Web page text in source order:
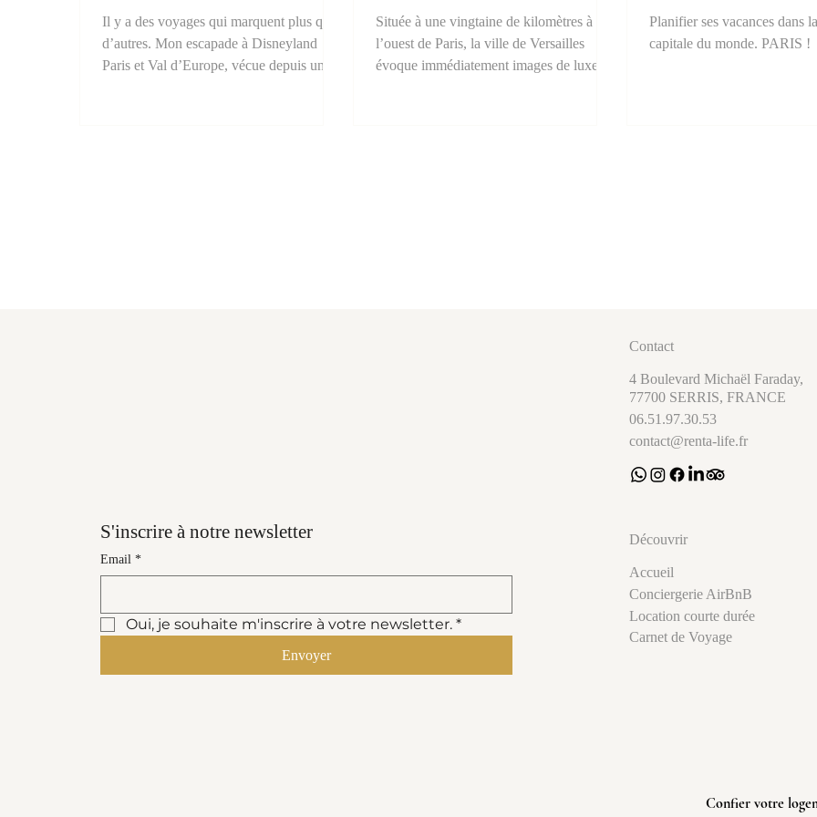
Il y a des voyages qui marquent plus que
d’autres. Mon escapade à Disneyland
Paris et Val d’Europe, vécue depuis une
Située à une vingtaine de kilomètres à
l’ouest de Paris, la ville de Versailles
évoque immédiatement images de luxe,
Planifier ses vacances dans
capitale du monde. PARIS !
S'inscrire à notre newsletter
Email *
Oui, je souhaite m'inscrire à votre newsletter. *
Envoyer
Contact
4 Boulevard Michaël Faraday,
77700 SERRIS, FRANCE
06.51.97.30.53
contact@renta-life.fr
Découvrir
Accueil
Conciergerie AirBnB
Location courte durée
Carnet de Voyage
Confier votre